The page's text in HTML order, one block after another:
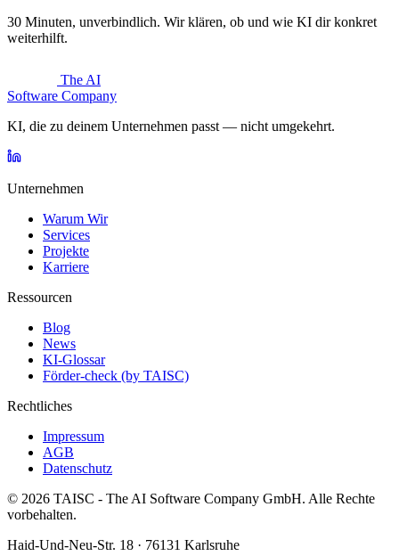
30 Minuten, unverbindlich. Wir klären, ob und wie KI dir konkret
weiterhilft.
The AI
Software Company
KI, die zu deinem Unternehmen passt — nicht umgekehrt.
Unternehmen
Warum Wir
Services
Projekte
Karriere
Ressourcen
Blog
News
KI-Glossar
Förder-check (by TAISC)
Rechtliches
Impressum
AGB
Datenschutz
© 2026 TAISC - The AI Software Company GmbH. Alle Rechte
vorbehalten.
Haid-Und-Neu-Str. 18 · 76131 Karlsruhe